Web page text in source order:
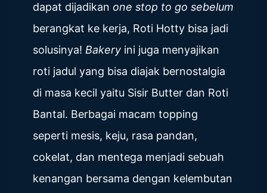
dapat dijadikan one stop to go sebelum
berangkat ke kerja, Roti Hotty bisa jadi
solusinya! Bakery ini juga menyajikan
roti jadul yang bisa diajak bernostalgia
di masa kecil yaitu Sisir Butter dan Roti
Bantal. Berbagai macam topping
seperti mesis, keju, rasa pandan,
cokelat, dan mentega menjadi sebuah
kenangan bersama dengan kelembutan